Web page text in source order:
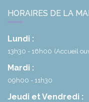
HORAIRES DE LA
Lundi :
13h30 - 16h00 (Accueil
Mardi :
09h00 - 11h30
Jeudi et Vendredi :